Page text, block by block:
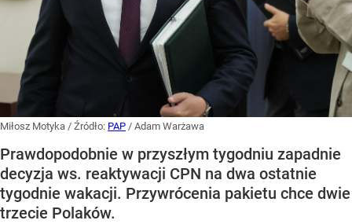
Miłosz Motyka / Źródło: PAP / Adam Warżawa
Prawdopodobnie w przyszłym tygodniu zapadnie
decyzja ws. reaktywacji CPN na dwa ostatnie
tygodnie wakacji. Przywrócenia pakietu chce dwie
trzecie Polaków.